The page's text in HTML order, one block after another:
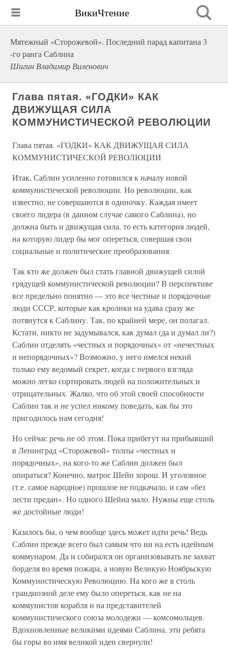
ВикиЧтение
Мятежный «Сторожевой». Последний парад капитана 3
-го ранга Саблина
Шигин Владимир Виленович
Глава пятая. «ГОДКИ» КАК
ДВИЖУЩАЯ СИЛА
КОММУНИСТИЧЕСКОЙ РЕВОЛЮЦИИ
Глава пятая. «ГОДКИ» КАК ДВИЖУЩАЯ СИЛА
КОММУНИСТИЧЕСКОЙ РЕВОЛЮЦИИ
Итак, Саблин усиленно готовился к началу новой
коммунистической революции. Но революции, как
известно, не совершаются в одиночку. Каждая имеет
своего лидера (в данном случае самого Саблина), но
должна быть и движущая сила, то есть категория людей,
на которую лидер бы мог опереться, совершая свои
социальные и политические преобразования.
Так кто же должен был стать главной движущей силой
грядущей коммунистической революции? В перспективе
все предельно понятно — это все честные и порядочные
люди СССР, которые как кролики на удава сразу же
потянутся к Саблину. Так, по крайней мере, он полагал.
Кстати, никто не задумывался, как думал (да и думал ли?)
Саблин отделять «честных и порядочных» от «нечестных
и непорядочных»? Возможно, у него имелся некий
только ему ведомый секрет, когда с первого взгляда
можно легко сортировать людей на положительных и
отрицательных. Жалко, что об этой своей способности
Саблин так и не успел никому поведать, как бы это
пригодилось нам сегодня!
Но сейчас речь не об этом. Пока прибегут на прибывший
в Ленинград «Сторожевой» толпы «честных и
порядочных», на кого-то же Саблин должен был
опираться? Конечно, матрос Шейн хорош. И уголовное
(т.е. самое народное) прошлое не подкачало, и сам «без
лести предан». Но одного Шейна мало. Нужны еще столь
же достойные люди!
Казалось бы, о чем вообще здесь может идти речь! Ведь
Саблин прежде всего был самым что ни на есть идейным
коммунаром. Да и собирался он организовывать не захват
борделя во время пожара, а новую Великую Ноябрьскую
Коммунистическую Революцию. На кого же в столь
грандиозной деле ему было опереться, как не на
коммунистов корабля и на представителей
коммунистического союза молодежи — комсомольцев.
Вдохновленные великими идеями Саблина, эти ребята
бы горы во имя великой идеи свернули!